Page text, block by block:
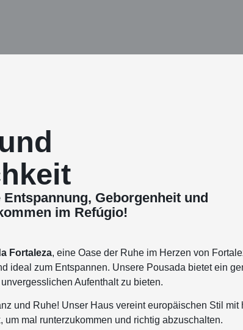
Geborgenheit und
im Refúgio!
Fortaleza, eine Oase der Ruhe im Herzen von
ideal zum Entspannen. Unsere Pousada bietet ein
Aufenthalt zu bieten.
und Ruhe! Unser Haus vereint europäischen Stil
um mal runterzukommen und richtig abzuschalten.